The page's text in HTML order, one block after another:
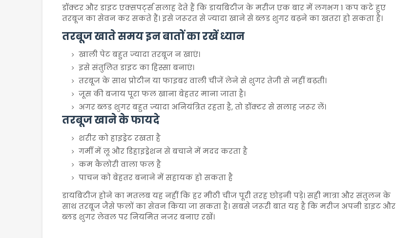
डॉक्टर और डाइट एक्सपर्ट्स सलाह देते हैं कि डायबिटीज के मरीज एक बार में लगभग 1 कप कटे हुए
तरबूज का सेवन कर सकते हैं। इसे जरूरत से ज्यादा खाने से ब्लड शुगर बढ़ने का खतरा हो सकता है।
तरबूज खाते समय इन बातों का रखें ध्यान
खाली पेट बहुत ज्यादा तरबूज न खाएं।
इसे संतुलित डाइट का हिस्सा बनाएं।
तरबूज के साथ प्रोटीन या फाइबर वाली चीजें लेने से शुगर तेजी से नहीं बढ़ती।
जूस की बजाय पूरा फल खाना बेहतर माना जाता है।
अगर ब्लड शुगर बहुत ज्यादा अनियंत्रित रहता है, तो डॉक्टर से सलाह जरूर लें।
तरबूज खाने के फायदे
शरीर को हाइड्रेट रखता है
गर्मी में लू और डिहाइड्रेशन से बचाने में मदद करता है
कम कैलोरी वाला फल है
पाचन को बेहतर बनाने में सहायक हो सकता है
डायबिटीज होने का मतलब यह नहीं कि हर मीठी चीज पूरी तरह छोड़नी पड़े। सही मात्रा और संतुलन के
साथ तरबूज जैसे फलों का सेवन किया जा सकता है। सबसे जरूरी बात यह है कि मरीज अपनी डाइट और
ब्लड शुगर लेवल पर नियमित नजर बनाए रखें।